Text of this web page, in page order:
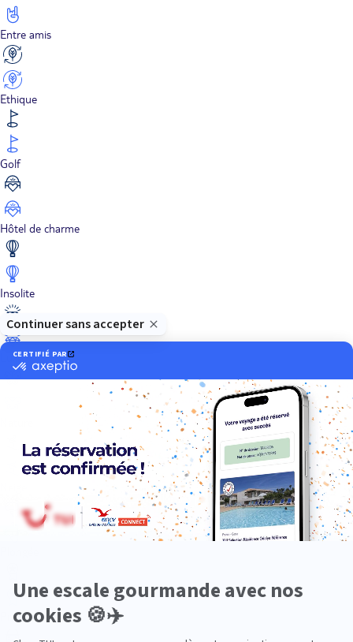
Entre amis
Ethique
Golf
Hôtel de charme
Insolite
Luxe
Premium